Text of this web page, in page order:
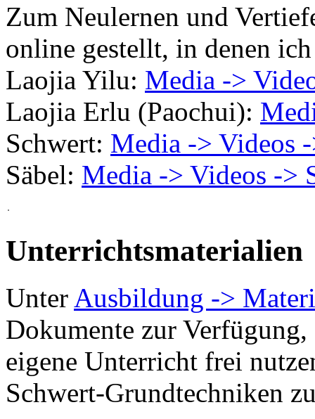
Zum Neulernen und
online gestellt, in denen
Laojia Yilu: Media ->
Laojia Erlu (Paochui):
Schwert: Media -> Videos
Säbel: Media -> Videos ->
Unterrichtsmaterialien
Unter Ausbildung ->
Dokumente zur
eigene Unterricht frei
Schwert-Grundtechniken